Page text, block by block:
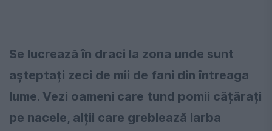
Se lucrează în draci la zona unde sunt
așteptați zeci de mii de fani din întreaga
lume. Vezi oameni care tund pomii cățărați
pe nacele, alții care greblează iarba